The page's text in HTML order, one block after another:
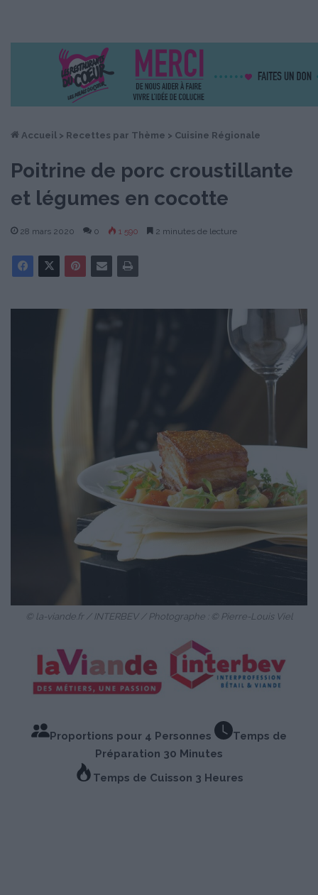
Accueil > Recettes par Thème > Cuisine Régionale
Poitrine de porc croustillante
et légumes en cocotte
28 mars 2020 0 1 590 2 minutes de lecture
© la-viande.fr / INTERBEV / Photographe : © Pierre-Louis Viel
Proportions pour 4 Personnes
Temps de
Préparation 30 Minutes
Temps de Cuisson 3 Heures